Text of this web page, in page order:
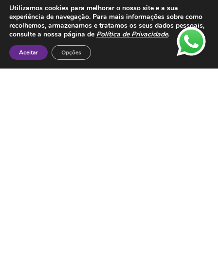
Livro de Reclamações
Metodos de Pagamento:
Utilizamos cookies para melhorar o nosso site e a sua
experiência de navegação. Para mais informações sobre como
recolhemos, armazenamos e tratamos os seus dados pessoais,
consulte a nossa página de Política de Privacidade.
Aceitar Opções